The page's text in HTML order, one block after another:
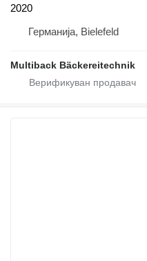
2020
Германија, Bielefeld
Multiback Bäckereitechnik